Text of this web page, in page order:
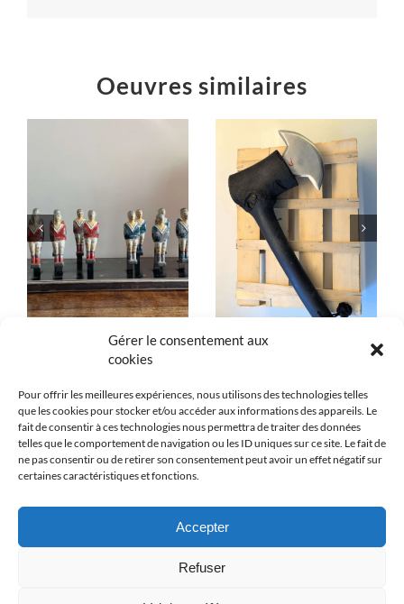
Gérer le consentement aux
cookies
Pour offrir les meilleures expériences, nous utilisons des technologies telles
que les cookies pour stocker et/ou accéder aux informations des appareils. Le
fait de consentir à ces technologies nous permettra de traiter des données
telles que le comportement de navigation ou les ID uniques sur ce site. Le fait de
ne pas consentir ou de retirer son consentement peut avoir un effet négatif sur
certaines caractéristiques et fonctions.
Accepter
Refuser
Oeuvres similaires
Hache rustique
Installations
« Burennade »
Installations
© Copyright 2026 Georges Pellissier - Tous droits réservés